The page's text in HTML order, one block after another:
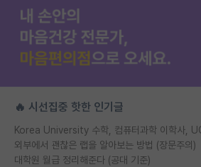
🔥 시선집중 핫한 인기글
외부에서 괜찮은 랩을 알아보는 방법 (장문주의)
대학원 월급 정리해준다 (공대 기준)